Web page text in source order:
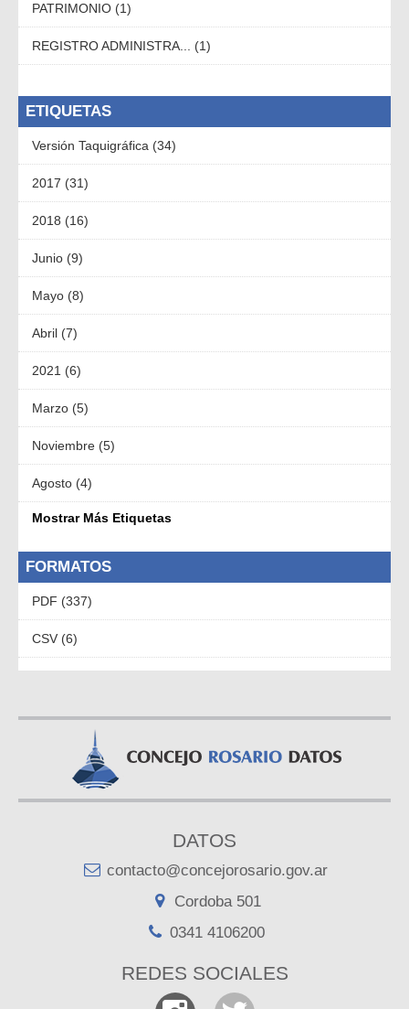
PATRIMONIO (1)
REGISTRO ADMINISTRA... (1)
ETIQUETAS
Versión Taquigráfica (34)
2017 (31)
2018 (16)
Junio (9)
Mayo (8)
Abril (7)
2021 (6)
Marzo (5)
Noviembre (5)
Agosto (4)
Mostrar Más Etiquetas
FORMATOS
PDF (337)
CSV (6)
DATOS
contacto@concejorosario.gov.ar
Cordoba 501
0341 4106200
REDES SOCIALES